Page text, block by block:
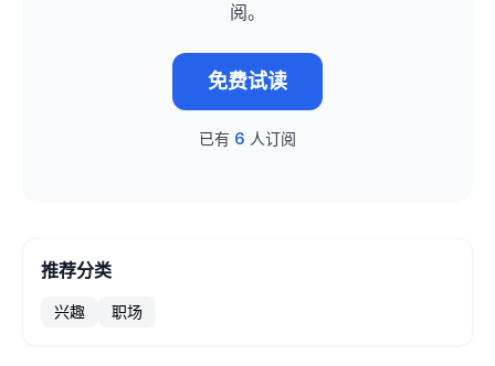
阅。
免费试读
已有 6 人订阅
推荐分类
兴趣 职场